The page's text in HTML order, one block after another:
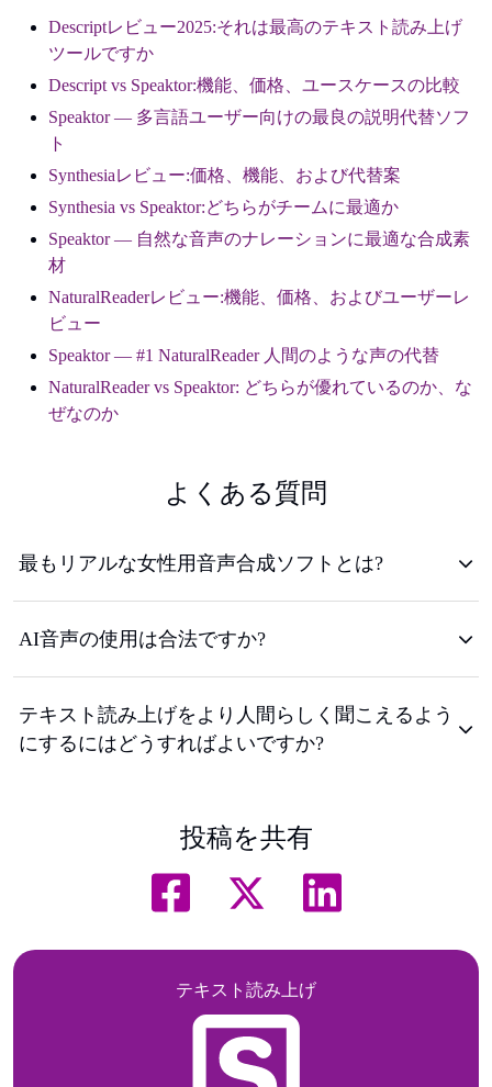
Descriptレビュー2025:それは最高のテキスト読み上げ
ツールですか
Descript vs Speaktor:機能、価格、ユースケースの比較
Speaktor — 多言語ユーザー向けの最良の説明代替ソフ
ト
Synthesiaレビュー:価格、機能、および代替案
Synthesia vs Speaktor:どちらがチームに最適か
Speaktor — 自然な音声のナレーションに最適な合成素
材
NaturalReaderレビュー:機能、価格、およびユーザーレ
ビュー
Speaktor — #1 NaturalReader 人間のような声の代替
NaturalReader vs Speaktor: どちらが優れているのか、な
ぜなのか
よくある質問
最もリアルな女性用音声合成ソフトとは?
AI音声の使用は合法ですか?
テキスト読み上げをより人間らしく聞こえるよう
にするにはどうすればよいですか?
投稿を共有
テキスト読み上げ